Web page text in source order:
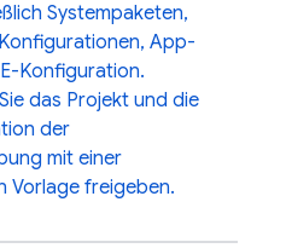
Systempaketen,
App-
Konfiguration.
das Projekt und die
der
mit einer
Vorlage freigeben.